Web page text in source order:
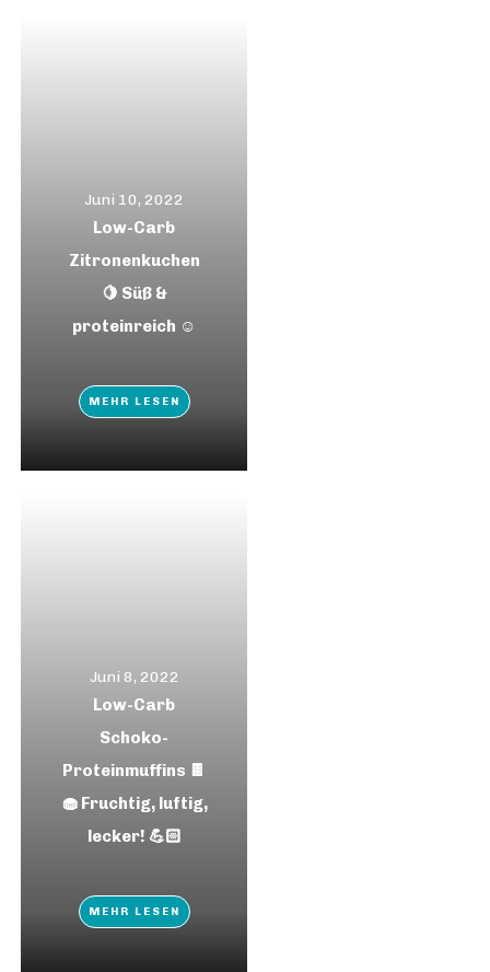
Juni 10, 2022
Low-Carb
Zitronenkuchen
🍋 Süß &
proteinreich ☺️
MEHR LESEN
Juni 8, 2022
Low-Carb
Schoko-
Proteinmuffins 🍫
🧁 Fruchtig, luftig,
lecker! 💪🏻
MEHR LESEN